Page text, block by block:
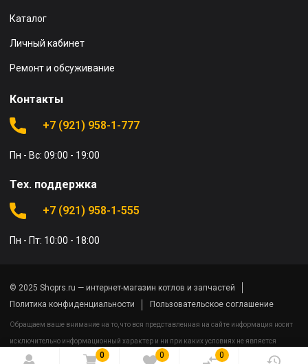
0 0 0
Каталог
Личный кабинет
Ремонт и обсуживание
Контакты
+7 (921) 958-1-777
Пн - Вс: 09:00 - 19:00
Тех. поддержка
+7 (921) 958-1-555
Пн - Пт: 10:00 - 18:00
© 2025 Shoprs.ru — интернет-магазин котлов и запчастей
Политика конфиденциальности
Пользовательское соглашение
Обращаем ваше внимание на то, что вся представленная на сайте информация носит
исключительно информационный характер и ни при каких условиях не является
публичной офертой определяемой положениями Статьи 437(2) Гражданского кодекса